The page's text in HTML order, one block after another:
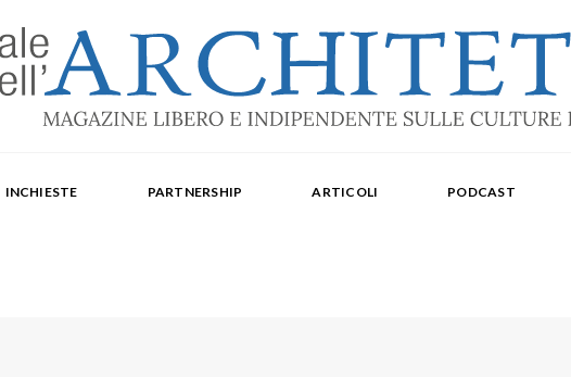
Rodenigo, Cecilia Rosa, Ubaldo Spina. Editore Delegato per The Architectural Post: Luca Gibello.
INCHIESTE PARTNERSHIP ARTICOLI PODCAST